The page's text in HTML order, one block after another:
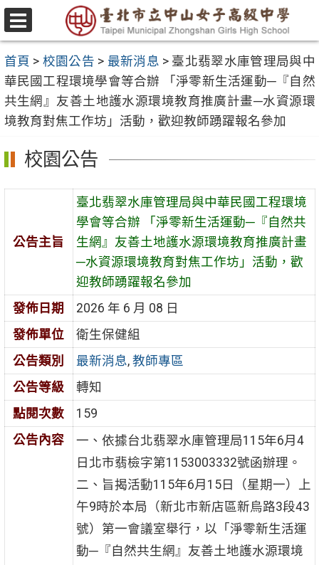
跳
至
要
內
容
區
選
單
首頁 > 校園公告 > 最新消息 > 臺北翡翠水庫管理局與中
華民國工程環境學會等合辦 「淨零新生活運動─『自然
共生網』友善土地護水源環境教育推廣計畫─水資源環
境教育對焦工作坊」活動，歡迎教師踴躍報名參加
校園公告
公告主旨
臺北翡翠水庫管理局與中華民國工程環境
學會等合辦 「淨零新生活運動─『自然共
生網』友善土地護水源環境教育推廣計畫
─水資源環境教育對焦工作坊」活動，歡
迎教師踴躍報名參加
發佈日期
2026 年 6 月 08 日
發佈單位
衛生保健組
公告類別
最新消息, 教師專區
公告等級
轉知
點閱次數
159
公告內容
一、依據台北翡翠水庫管理局115年6月4
日北市翡檢字第1153003332號函辦理。
二、旨揭活動115年6月15日（星期一）上
午9時於本局（新北市新店區新烏路3段43
號）第一會議室舉行，以「淨零新生活運
動─『自然共生網』友善土地護水源環境